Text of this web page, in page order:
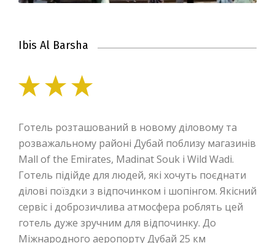
Ibis Al Barsha
Готель розташований в новому діловому та
розважальному районі Дубай поблизу магазинів
Mall of the Emirates, Madinat Souk і Wild Wadi.
Готель підійде для людей, які хочуть поєднати
ділові поїздки з відпочинком і шопінгом. Якісний
сервіс і доброзичлива атмосфера роблять цей
готель дуже зручним для відпочинку. До
Міжнародного аеропорту Дубай 25 км